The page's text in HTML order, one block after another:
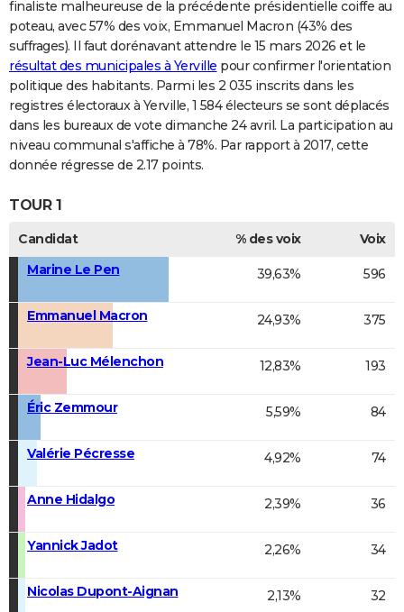
finaliste malheureuse de la précédente présidentielle coiffe au
poteau, avec 57% des voix, Emmanuel Macron (43% des
suffrages). Il faut dorénavant attendre le 15 mars 2026 et le
résultat des municipales à Yerville pour confirmer l'orientation
politique des habitants. Parmi les 2 035 inscrits dans les
registres électoraux à Yerville, 1 584 électeurs se sont déplacés
dans les bureaux de vote dimanche 24 avril. La participation au
niveau communal s'affiche à 78%. Par rapport à 2017, cette
donnée régresse de 2.17 points.
TOUR 1
Candidat % des voix
Voix
Marine Le Pen
39,63% 596
Emmanuel Macron 24,93% 375
Jean-Luc Mélenchon 12,83% 193
Éric Zemmour 5,59% 84
Valérie Pécresse 4,92% 74
Anne Hidalgo 2,39% 36
Yannick Jadot 2,26% 34
Nicolas Dupont-Aignan 2,13% 32